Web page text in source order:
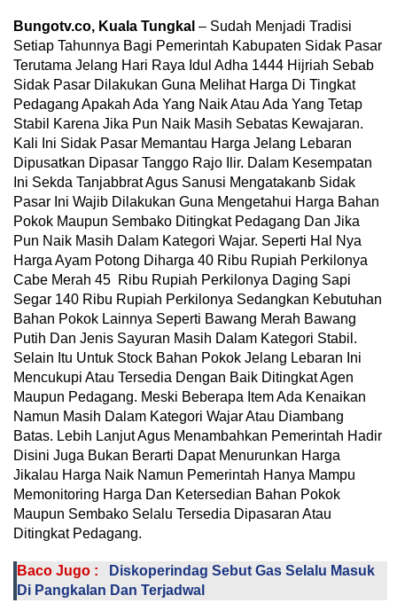
Bungotv.co, Kuala Tungkal – Sudah Menjadi Tradisi
Setiap Tahunnya Bagi Pemerintah Kabupaten Sidak Pasar
Terutama Jelang Hari Raya Idul Adha 1444 Hijriah Sebab
Sidak Pasar Dilakukan Guna Melihat Harga Di Tingkat
Pedagang Apakah Ada Yang Naik Atau Ada Yang Tetap
Stabil Karena Jika Pun Naik Masih Sebatas Kewajaran.
Kali Ini Sidak Pasar Memantau Harga Jelang Lebaran
Dipusatkan Dipasar Tanggo Rajo Ilir. Dalam Kesempatan
Ini Sekda Tanjabbrat Agus Sanusi Mengatakanb Sidak
Pasar Ini Wajib Dilakukan Guna Mengetahui Harga Bahan
Pokok Maupun Sembako Ditingkat Pedagang Dan Jika
Pun Naik Masih Dalam Kategori Wajar. Seperti Hal Nya
Harga Ayam Potong Diharga 40 Ribu Rupiah Perkilonya
Cabe Merah 45 Ribu Rupiah Perkilonya Daging Sapi
Segar 140 Ribu Rupiah Perkilonya Sedangkan Kebutuhan
Bahan Pokok Lainnya Seperti Bawang Merah Bawang
Putih Dan Jenis Sayuran Masih Dalam Kategori Stabil.
Selain Itu Untuk Stock Bahan Pokok Jelang Lebaran Ini
Mencukupi Atau Tersedia Dengan Baik Ditingkat Agen
Maupun Pedagang. Meski Beberapa Item Ada Kenaikan
Namun Masih Dalam Kategori Wajar Atau Diambang
Batas. Lebih Lanjut Agus Menambahkan Pemerintah Hadir
Disini Juga Bukan Berarti Dapat Menurunkan Harga
Jikalau Harga Naik Namun Pemerintah Hanya Mampu
Memonitoring Harga Dan Ketersedian Bahan Pokok
Maupun Sembako Selalu Tersedia Dipasaran Atau
Ditingkat Pedagang.
Baco Jugo :
Diskoperindag Sebut Gas Selalu Masuk
Di Pangkalan Dan Terjadwal